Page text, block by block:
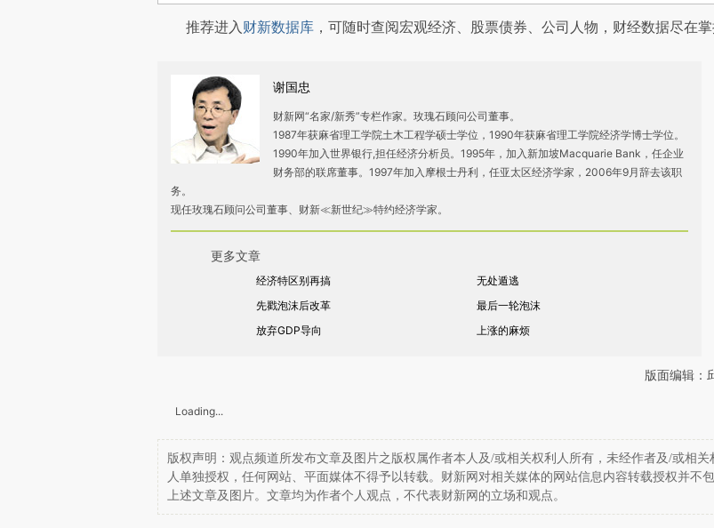
推荐进入财新数据库 ，可随时查阅宏观经济、股票债券、公司人物，财经数据尽在掌
谢国忠
财新网“名家/新秀”专栏作家。玫瑰石顾问公司董事。
1987年获麻省理工学院土木工程学硕士学位，1990年获麻省理工学院经济学博士学位。
1990年加入世界银行,担任经济分析员。1995年，加入新加坡Macquarie Bank，任企业
财务部的联席董事。1997年加入摩根士丹利，任亚太区经济学家，2006年9月辞去该职
务。
现任玫瑰石顾问公司董事、财新≪新世纪≫特约经济学家。
更多文章
经济特区别再搞
无处遁逃
先戳泡沫后改革
最后一轮泡沫
放弃GDP导向
上涨的麻烦
版面编辑：
Loading...
版权声明：观点频道所发布文章及图片之版权属作者本人及/或相关权利人所有，未经作者及/或相关
人单独授权，任何网站、平面媒体不得予以转载。财新网对相关媒体的网站信息内容转载授权并不
上述文章及图片。文章均为作者个人观点，不代表财新网的立场和观点。